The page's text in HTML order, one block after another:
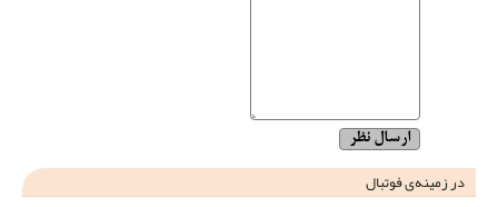
در زمینه‌ی فوتبال